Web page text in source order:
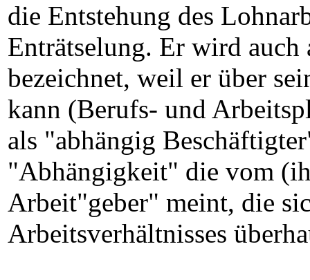
die Entstehung des
Enträtselung. Er wird
bezeichnet, weil er über
kann (Berufs- und
als "abhängig
"Abhängigkeit" die vom
Arbeit"geber" meint, die
Arbeitsverhältnisses